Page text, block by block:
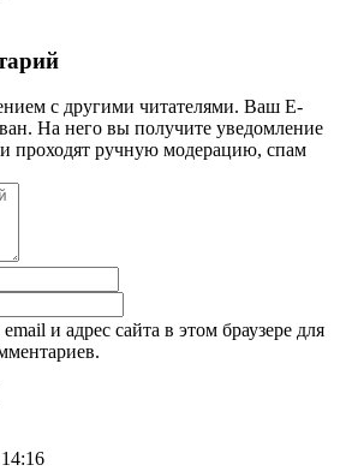
с другими читателями. Ваш E-
На него вы получите уведомление
проходят ручную модерацию, спам
и адрес сайта в этом браузере для